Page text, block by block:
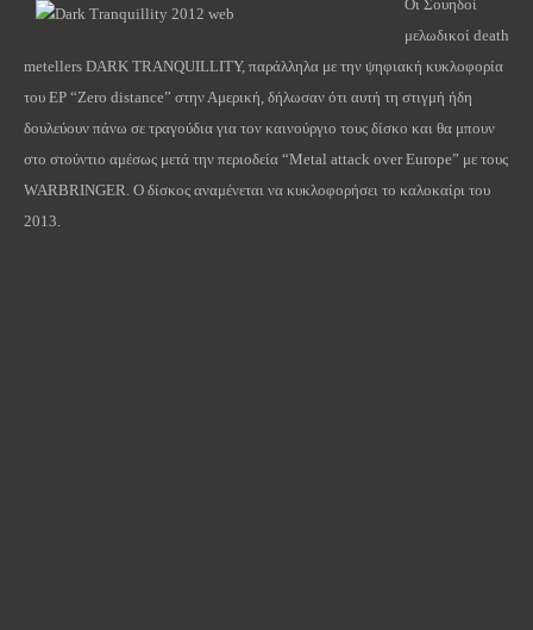
Οι Σουηδοί
μελωδικοί death
metellers DARK TRANQUILLITY, παράλληλα με την ψηφιακή κυκλοφορία
του EP “Zero distance” στην Αμερική, δήλωσαν ότι αυτή τη στιγμή ήδη
δουλεύουν πάνω σε τραγούδια για τον καινούργιο τους δίσκο και θα μπουν
στο στούντιο αμέσως μετά την περιοδεία “Metal attack over Europe” με τους
WARBRINGER. Ο δίσκος αναμένεται να κυκλοφορήσει το καλοκαίρι του
2013.